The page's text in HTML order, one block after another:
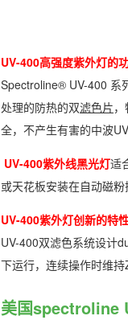
UV-400高强度紫外灯的
Spectroline® UV-400 系
处理的防热的双滤色片
全，不产生有害的中波
UV-400紫外线黑光灯适
或天花板安装在自动磁
UV-400紫外灯创新的特
UV-400双滤色系统设计
下运行，连续操作时维
美国spectroline